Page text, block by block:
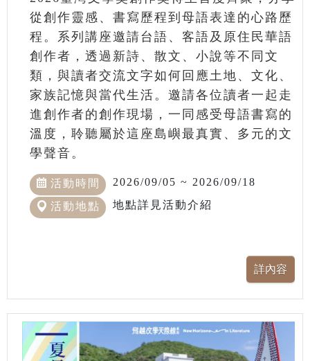
從創作靈感、書寫歷程到母語表達的心路歷
程。系列講座邀請台語、客語及原住民華語
創作者，透過新詩、散文、小說等不同文
類，與讀者交流文字如何回應土地、文化、
家族記憶與當代生活。邀請各位讀者一起走
進創作者的創作現場，一同感受母語書寫的
溫度，聆聽屬於這座島嶼最真實、多元的文
學聲音。
活動時間 2026/09/05 ~ 2026/09/18
活動地點 地點詳見活動介紹